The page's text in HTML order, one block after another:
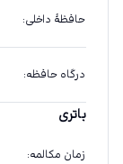
حافظهٔ داخلی:
درگاه حافظه:
باتری
زمان مکالمه: